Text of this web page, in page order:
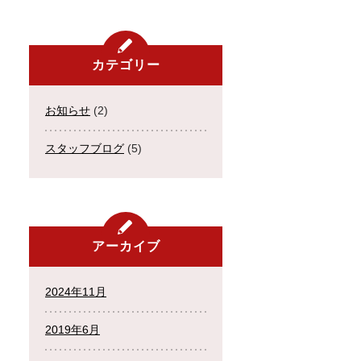
カテゴリー
お知らせ (2)
スタッフブログ (5)
アーカイブ
2024年11月
2019年6月